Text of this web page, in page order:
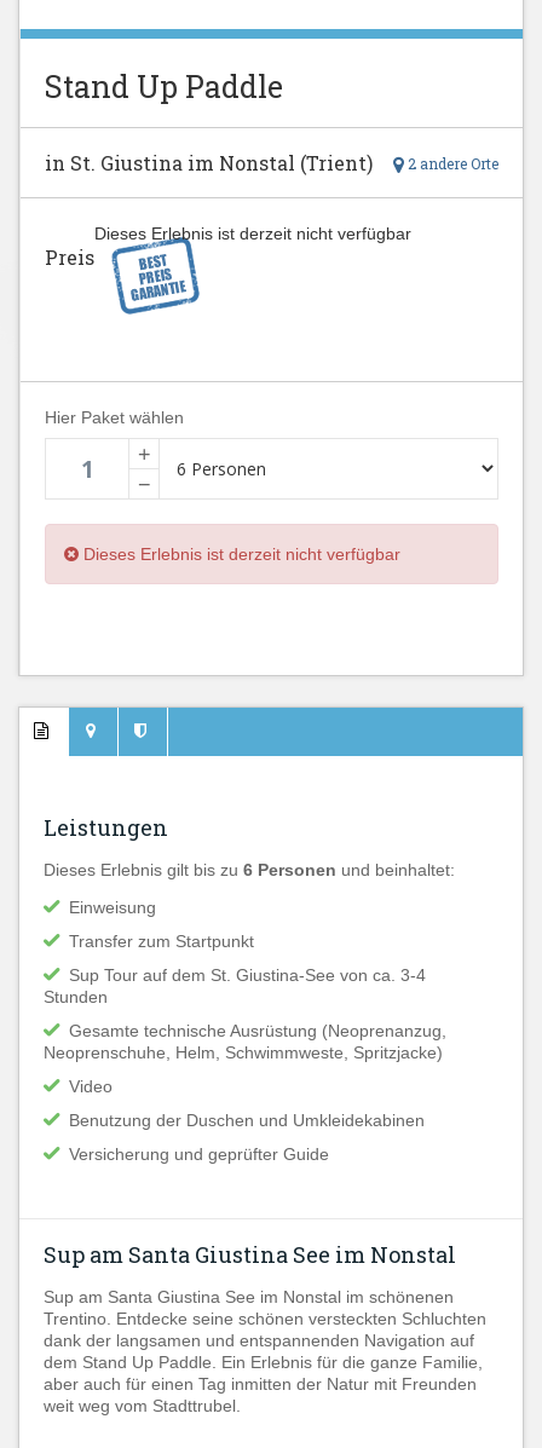
Stand Up Paddle
2 andere Orte
in St. Giustina im Nonstal (Trient)
Dieses Erlebnis ist derzeit nicht verfügbar
Preis
Hier Paket wählen
+
−
Dieses Erlebnis ist derzeit nicht verfügbar
Leistungen
Dieses Erlebnis gilt bis zu 6 Personen und beinhaltet:
Einweisung
Transfer zum Startpunkt
Sup Tour auf dem St. Giustina-See von ca. 3-4
Stunden
Gesamte technische Ausrüstung (Neoprenanzug,
Neoprenschuhe, Helm, Schwimmweste, Spritzjacke)
Video
Benutzung der Duschen und Umkleidekabinen
Versicherung und geprüfter Guide
Sup am Santa Giustina See im Nonstal
Sup am Santa Giustina See im Nonstal im schönenen
Trentino. Entdecke seine schönen versteckten Schluchten
dank der langsamen und entspannenden Navigation auf
dem Stand Up Paddle. Ein Erlebnis für die ganze Familie,
aber auch für einen Tag inmitten der Natur mit Freunden
weit weg vom Stadttrubel.